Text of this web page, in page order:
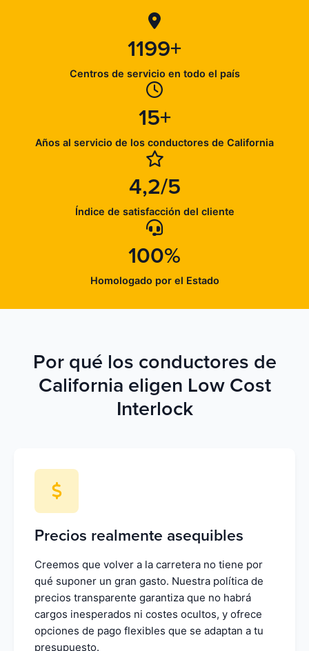
1199+
Centros de servicio en todo el país
15+
Años al servicio de los conductores de California
4,2/5
Índice de satisfacción del cliente
100%
Homologado por el Estado
Por qué los conductores de
California eligen Low Cost
Interlock
Precios realmente asequibles
Creemos que volver a la carretera no tiene por
qué suponer un gran gasto. Nuestra política de
precios transparente garantiza que no habrá
cargos inesperados ni costes ocultos, y ofrece
opciones de pago flexibles que se adaptan a tu
presupuesto.